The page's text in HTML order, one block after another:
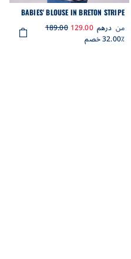
BABIES' BLOUSE IN BRETON STRIPE
COLLAR
من درهم 129.00
189.00
32.00٪ خصم